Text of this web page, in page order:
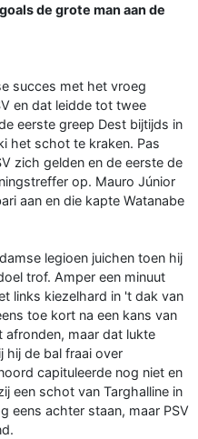
de grote man aan de
succes met het vroeg
en dat leidde tot twee
eerste greep Dest bijtijds in
het schot te kraken. Pas
zich gelden en de eerste de
op. Mauro Júnior
aan en die kapte Watanabe
legioen juichen toen hij
trof. Amper een minuut
links kiezelhard in 't dak van
toe kort na een kans van
afronden, maar dat lukte
hij de bal fraai over
capituleerde nog niet en
een schot van Targhalline in
eens achter staan, maar PSV